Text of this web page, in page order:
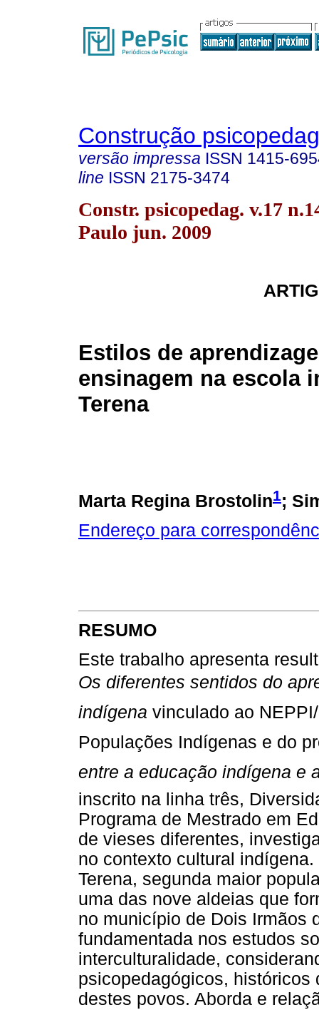
Construção
versão impressa ISSN 1415-
line ISSN 2175-3474
Constr. psicopedag. v.17
Paulo jun. 2009
Estilos de
ensinagem na escola
Terena
Marta Regina Brostolin1;
Endereço para
RESUMO
Este trabalho apresenta
Os diferentes sentidos do
indígena  vinculado ao
Populações Indígenas e do
entre a educação indígena e
inscrito na linha três,
Programa de Mestrado em
de vieses diferentes,
no contexto cultural
Terena, segunda maior
uma das nove aldeias que
no município de Dois Irmãos
fundamentada nos estudos
interculturalidade,
psicopedagógicos, históricos
destes povos. Aborda e